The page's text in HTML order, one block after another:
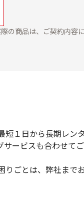
の商品は、ご契約内容
短１日から長期レン
サービスも合わせて
りごとは、弊社まで